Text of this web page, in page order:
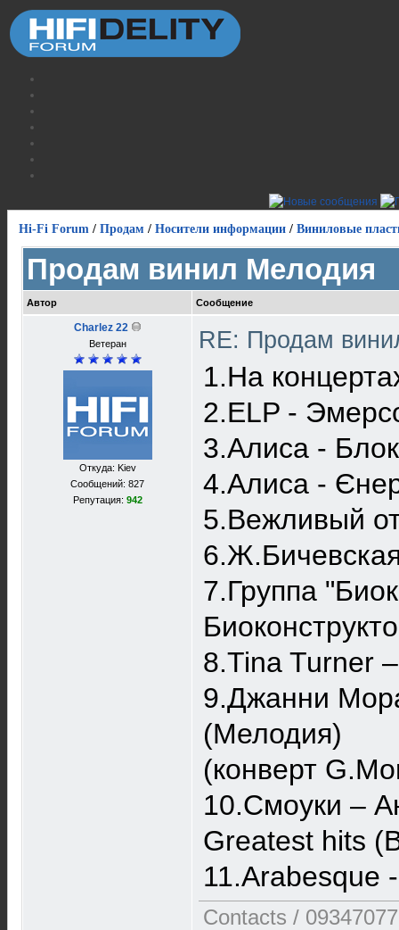
Hi-Fi Forum / Продам / Носители информации / Виниловые
Продам винил Мелодия
Автор Сообщение
Charlez 22
Ветеран
Откуда: Kiev
Сообщений: 827
Репутация: 942
RE: Продам
1.На
2.ELP -
3.Алиса -
4.Алиса -
5.Вежливый
7.Группа
8.Tina Turner
9.Джанни
(Мелодия)
(конверт
10.Смоуки –
Greatest hits
11.Arabesque
Contacts /